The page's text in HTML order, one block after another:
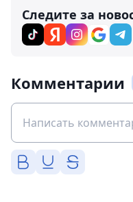
Следите за
Комментарии